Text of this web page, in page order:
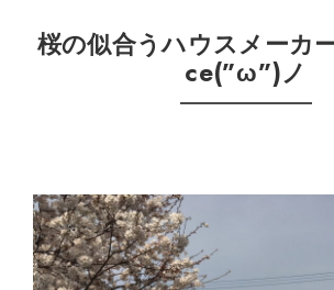
桜の似合うハウスメーカ
ce(”ω”)ノ